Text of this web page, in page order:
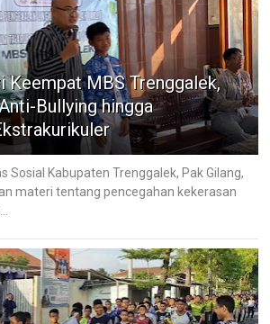
Keempat MBS Trenggalek,
Bullying hingga
Sosial Kabupaten Trenggalek, Pak Gilang,
materi tentang pencegahan kekerasan